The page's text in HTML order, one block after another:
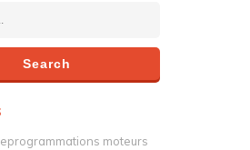
moteurs